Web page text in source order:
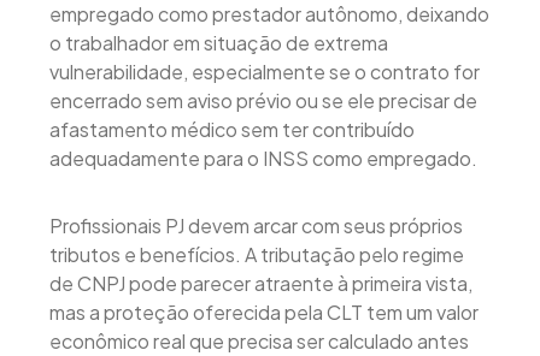
empregado como prestador autônomo, deixando
o trabalhador em situação de extrema
vulnerabilidade, especialmente se o contrato for
encerrado sem aviso prévio ou se ele precisar de
afastamento médico sem ter contribuído
adequadamente para o INSS como empregado.
Profissionais PJ devem arcar com seus próprios
tributos e benefícios. A tributação pelo regime
de CNPJ pode parecer atraente à primeira vista,
mas a proteção oferecida pela CLT tem um valor
econômico real que precisa ser calculado antes